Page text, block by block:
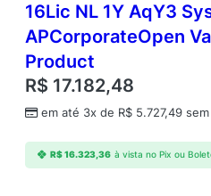
16Lic NL 1Y AqY3
APCorporateOpen
Product
R$ 17.182,48
em até 3x de R$ 5.727,49
R$16.323,36 à vista no Pix ou